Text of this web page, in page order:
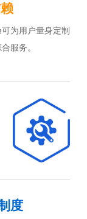
为用户量身定制
服务。
度